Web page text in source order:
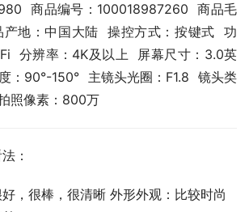
商品编号：100018987260  商品毛
地：中国大陆  操控方式：按键式  功
分辨率：4K及以上  屏幕尺寸：3.0英
：90°-150°  主镜头光圈：F1.8  镜头类
照像素：800万
：
，很棒，很清晰 外形外观：比较时尚